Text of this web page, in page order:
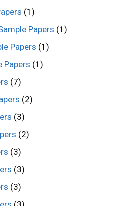
(1)
Papers (1)
Papers (1)
Papers (1)
(7)
(2)
(3)
(2)
(3)
(3)
(3)
(3)